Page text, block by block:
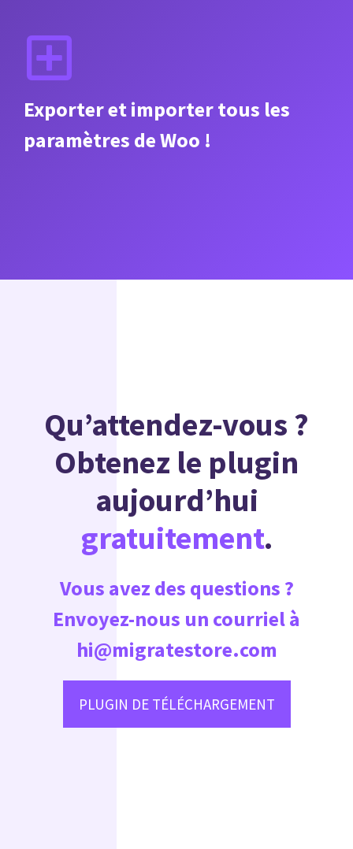
Exporter et importer tous les
paramètres de Woo !
Qu’attendez-vous ?
Obtenez le plugin
aujourd’hui
gratuitement.
Vous avez des questions ?
Envoyez-nous un courriel à
hi@migratestore.com
PLUGIN DE TÉLÉCHARGEMENT